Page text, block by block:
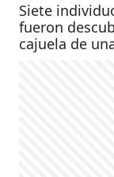
Siete
fueron
cajuela de